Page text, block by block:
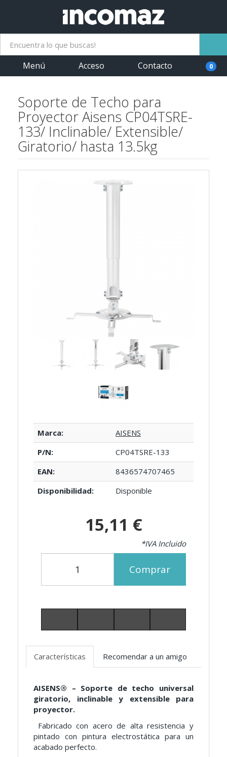
Menú Acceso Contacto 0
Soporte de Techo para
Proyector Aisens CP04TSRE-
133/ Inclinable/ Extensible/
Giratorio/ hasta 13.5kg
Marca:
AISENS
P/N:
CP04TSRE-133
EAN:
8436574707465
Disponibilidad:
Disponible
15,11 €
*IVA Incluido
Comprar
Características Recomendar a un amigo
AISENS® – Soporte de techo universal
giratorio, inclinable y extensible para
proyector.
Fabricado con acero de alta resistencia y
pintado con pintura electrostática para un
acabado perfecto.